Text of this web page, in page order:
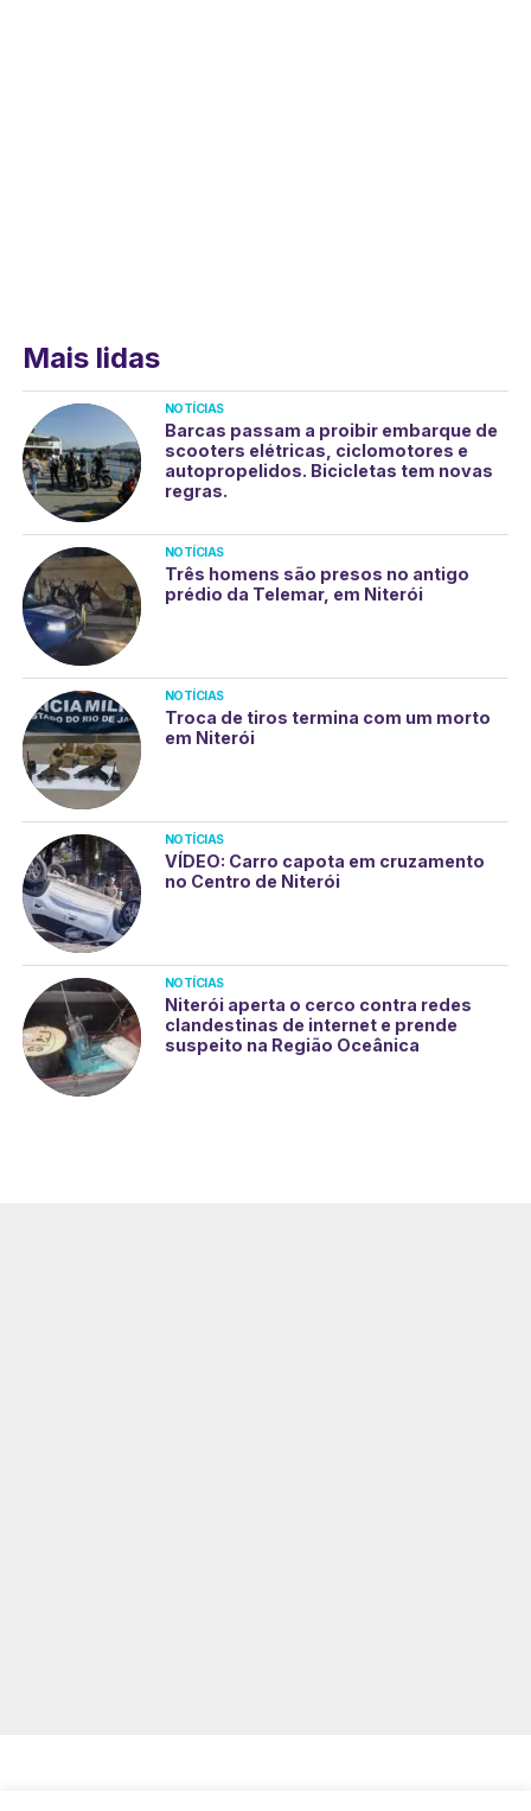
Mais lidas
NOTÍCIAS
Barcas passam a proibir embarque de
scooters elétricas, ciclomotores e
autopropelidos. Bicicletas tem novas
regras.
NOTÍCIAS
Três homens são presos no antigo
prédio da Telemar, em Niterói
NOTÍCIAS
Troca de tiros termina com um morto
em Niterói
NOTÍCIAS
VÍDEO: Carro capota em cruzamento
no Centro de Niterói
NOTÍCIAS
Niterói aperta o cerco contra redes
clandestinas de internet e prende
suspeito na Região Oceânica